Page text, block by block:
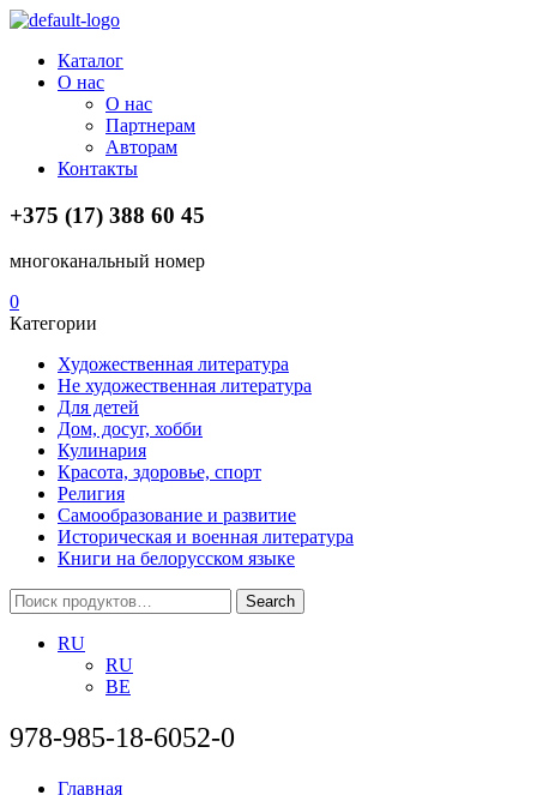
Menu
Каталог
О нас
О нас
Партнерам
Авторам
Контакты
+375 (17) 388 60 45
многоканальный номер
0
Категории
Художественная литература
Не художественная литература
Для детей
Дом, досуг, хобби
Кулинария
Красота, здоровье, спорт
Религия
Самообразование и развитие
Историческая и военная литература
Книги на белорусском языке
Search
for:
Search
RU
RU
BE
978-985-18-6052-0
Главная